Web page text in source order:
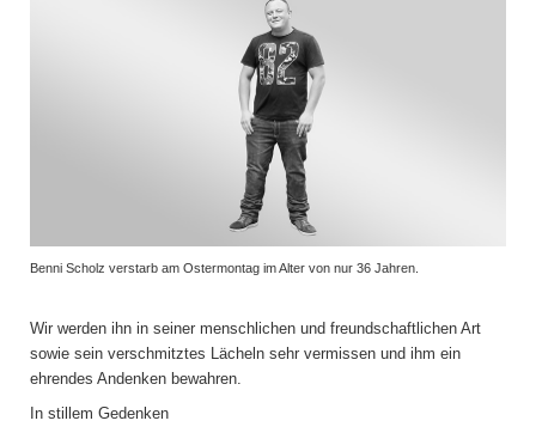
Benni Scholz verstarb am Ostermontag im Alter von nur 36 Jahren.
Wir werden ihn in seiner menschlichen und freundschaftlichen Art
sowie sein verschmitztes Lächeln sehr vermissen und ihm ein
ehrendes Andenken bewahren.
In stillem Gedenken